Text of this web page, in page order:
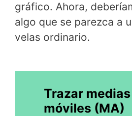
gráfico. Ahora,
algo que se parezca a
velas ordinario.
Trazar medias
móviles (MA)